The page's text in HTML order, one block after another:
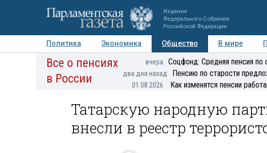
Издание
Федерального Собрания
Российской Федерации
Политика Экономика Общество В мире
Авторы Персоны Мнения Регионы
Все о пенсиях
в России
вчера Соцфонд: Средняя пенсия по
два дня назад Пенсию по старости
01.08.2026 Как изменятся пенсии
Татарскую народную
внесли в реестр